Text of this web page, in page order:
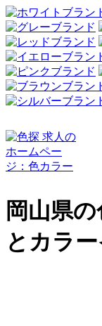
岡山県
とカラ